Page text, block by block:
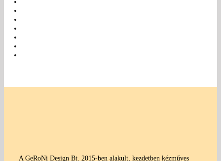
A GeRoNi Design Bt. 2015-ben alakult, kezdetben kézműves